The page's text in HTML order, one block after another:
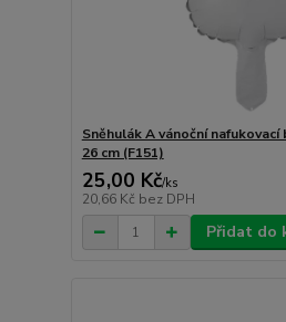
Sněhulák A vánoční
26 cm (F151)
25,00 Kč/ks
20,66 Kč bez DPH
Přidat do